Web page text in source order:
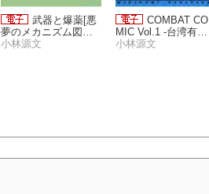
武器と爆薬[悪
夢のメカニズム図解]
Ver.1.5
小林源文
COMBAT CO
MIC Vol.1 -台湾有事
神々の黄昏-
小林源文